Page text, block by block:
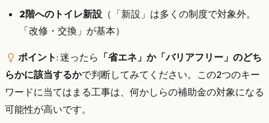
2階へのトイレ新設 （「新設」は多くの制度で対象外。
「改修・交換」が基本）
ポイント: 迷ったら 「省エネ」か「バリアフリー」のどち
らかに該当するかで判断してみてください。この2つのキー
ワードに当てはまる工事は、何かしらの補助金の対象になる
可能性が高いです。